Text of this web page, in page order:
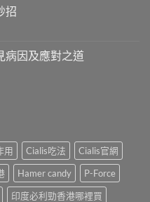
招
病因及應對之道
用 Cialis吃法
Cialis官網
Hamer candy
P-Force
印度必利勁香港哪裡買